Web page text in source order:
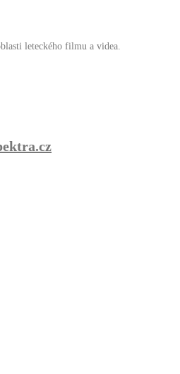
leteckého filmu a videa.